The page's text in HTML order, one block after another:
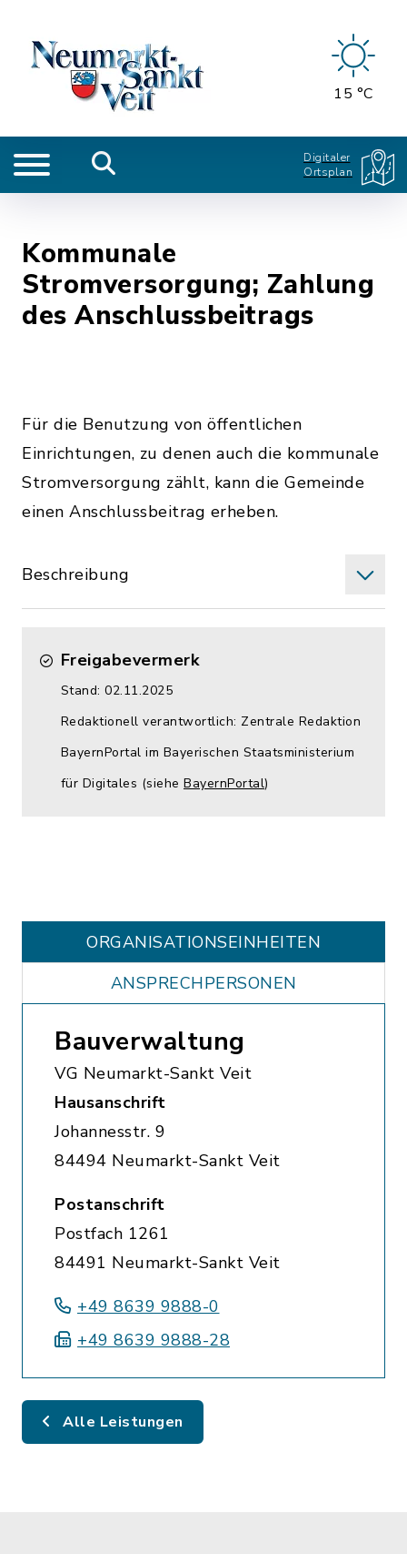
15 °C
Digitaler
Ortsplan
Kommunale
Stromversorgung; Zahlung
des Anschlussbeitrags
Für die Benutzung von öffentlichen
Einrichtungen, zu denen auch die kommunale
Stromversorgung zählt, kann die Gemeinde
einen Anschlussbeitrag erheben.
Beschreibung
Freigabevermerk
Stand: 02.11.2025
Redaktionell verantwortlich: Zentrale Redaktion
BayernPortal im Bayerischen Staatsministerium
für Digitales (siehe BayernPortal)
ORGANISATIONS­EINHEITEN
ANSPRECHPERSONEN
Bauverwaltung
VG Neumarkt-Sankt Veit
Hausanschrift
Johannesstr. 9
84494 Neumarkt-Sankt Veit
Postanschrift
Postfach 1261
84491 Neumarkt-Sankt Veit
+49 8639 9888-0
+49 8639 9888-28
Alle Leistungen